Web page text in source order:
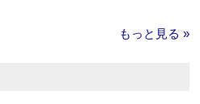
もっと見る »